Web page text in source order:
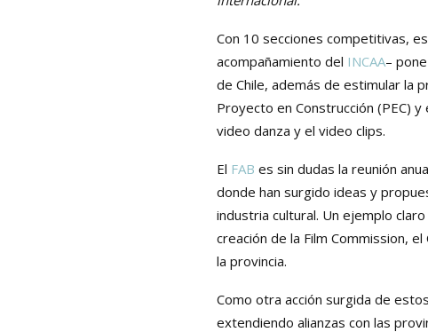
Con 10 secciones competitivas,
acompañamiento del INCAA–
de Chile, además de estimular la
Proyecto en Construcción (PEC)
video danza y el video clips.
El FABes sin dudas la reunión
donde han surgido ideas y
industria cultural. Un ejemplo
creación de la Film Commission,
la provincia.
Como otra acción surgida de
extendiendo alianzas con las